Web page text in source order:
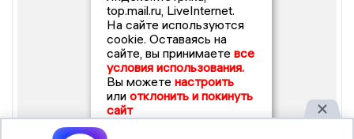
top.mail.ru, LiveInternet.
На сайте используются
cookie. Оставаясь на
сайте, вы принимаете все
условия использования.
Вы можете настроить
или отклонить и покинуть
сайт